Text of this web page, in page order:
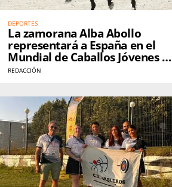
DEPORTES
La zamorana Alba Abollo
representará a España en el
Mundial de Caballos Jóvenes de
Doma Clásica en Alemania
REDACCIÓN